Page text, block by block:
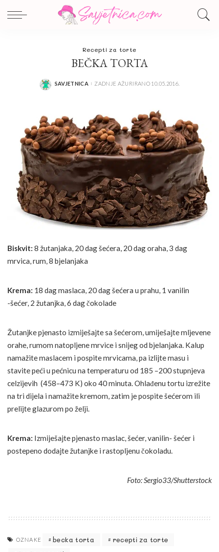
Recepti za torte
BEČKA TORTA
POSTED
SAVJETNICA ZADNJE AŽURIRANO 10.05.2016.
Biskvit: 8 žutanjaka, 20 dag šećera, 20 dag oraha, 3 dag
mrvica, rum, 8 bjelanjaka
Krema: 18 dag maslaca, 20 dag šećera u prahu, 1 vanilin
-šećer, 2 žutanjka, 6 dag čokolade
Žutanjke pjenasto izmiješajte sa šećerom, umiješajte mljevene
orahe, rumom natopljene mrvice i snijeg od bjelanjaka. Kalup
namažite maslacem i pospite mrvicama, pa izlijte masu i
stavite peći u pećnicu na temperaturu od 185 –200 stupnjeva
celzijevih (458–473 K) oko 40 minuta. Ohlađenu tortu izrežite
na tri dijela i namažite kremom, zatim je pospite šećerom ili
prelijte glazurom po želji.
Krema: Izmiješajte pjenasto maslac, šećer, vanilin- šećer i
postepeno dodajte žutanjke i rastopljenu čokoladu.
Foto: Sergio33/Shutterstock
OZNAKE becka torta
recepti za torte